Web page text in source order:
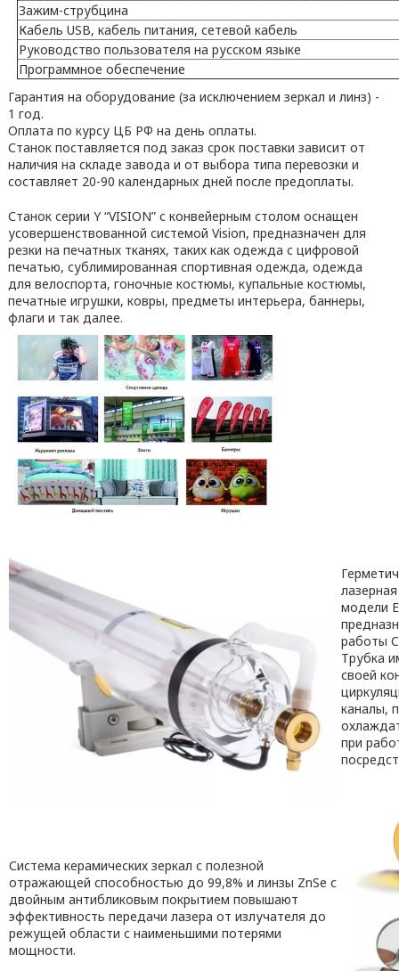
Зажим-струбцина
Кабель USB, кабель питания, сетевой кабель
Руководство пользователя на русском языке
Программное обеспечение
Гарантия на оборудование (за исключением зеркал и линз) -
1 год.
Оплата по курсу ЦБ РФ на день оплаты.
Станок поставляется под заказ срок поставки зависит от
наличия на складе завода и от выбора типа перевозки и
составляет 20-90 календарных дней после предоплаты.
Станок серии Y “VISION” с конвейерным столом оснащен
усовершенствованной системой Vision, предназначен для
резки на печатных тканях, таких как одежда с цифровой
печатью, сублимированная спортивная одежда, одежда
для велоспорта, гоночные костюмы, купальные костюмы,
печатные игрушки, ковры, предметы интерьера, баннеры,
флаги и так далее.
модели
работы
Трубка
своей
каналы,
при
Система керамических зеркал с полезной
отражающей способностью до 99,8% и линзы ZnSe с
двойным антибликовым покрытием повышают
эффективность передачи лазера от излучателя до
режущей области с наименьшими потерями
мощности.